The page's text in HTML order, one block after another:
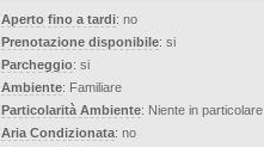
Aperto fino a tardi: no
Prenotazione disponibile: si
Parcheggio: si
Ambiente: Familiare
Particolarità Ambiente: Niente in particolare
Aria Condizionata: no